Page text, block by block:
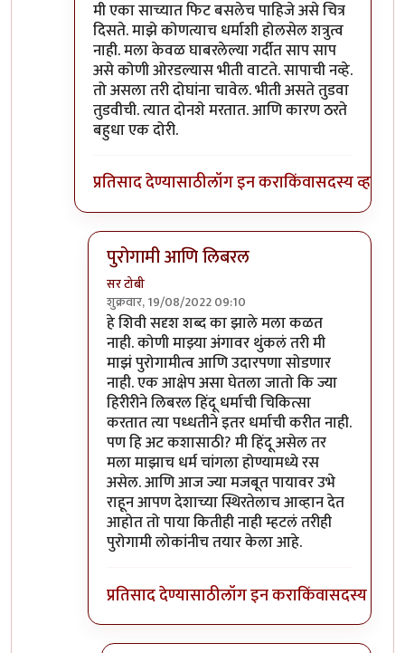
मी एका साच्यात फिट बसलेच पाहिजे असे चित्र
दिसते. माझे कोणत्याच धर्माशी होलसेल शत्रुत्व
नाही. मला केवळ घाबरलेल्या गर्दीत साप साप
असे कोणी ओरडल्यास भीती वाटते. सापाची नव्हे.
तो असला तरी दोघांना चावेल. भीती असते तुडवा
तुडवीची. त्यात दोनशे मरतात. आणि कारण ठरते
बहुधा एक दोरी.
प्रतिसाद देण्यासाठीलॉग इन कराकिंवासदस्य व्हा
पुरोगामी आणि लिबरल
सर टोबी
शुक्रवार, 19/08/2022 09:10
In reply toविरोधात वैयक्तिक पण नाही
हे शिवी सदृश शब्द का झाले मला कळत
नाही. कोणी माझ्या अंगावर थुंकलं तरी मी
माझं पुरोगामीत्व आणि उदारपणा सोडणार
नाही. एक आक्षेप असा घेतला जातो कि ज्या
हिरीरीने लिबरल हिंदू धर्माची चिकित्सा
करतात त्या पध्धतीने इतर धर्माची करीत नाही.
पण हि अट कशासाठी? मी हिंदू असेल तर
मला माझाच धर्म चांगला होण्यामध्ये रस
असेल. आणि आज ज्या मजबूत पायावर उभे
राहून आपण देशाच्या स्थिरतेलाच आव्हान देत
आहोत तो पाया कितीही नाही म्हटलं तरीही
पुरोगामी लोकांनीच तयार केला आहे.
प्रतिसाद देण्यासाठीलॉग इन कराकिंवासदस्य व्हा